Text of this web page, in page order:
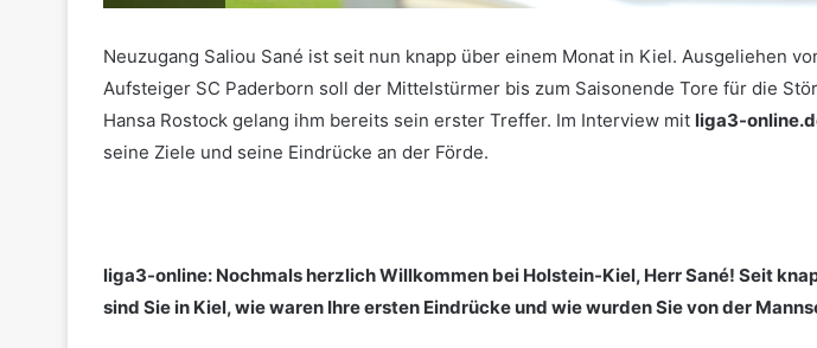
Neuzugang Saliou Sané ist seit nun knapp über einem Monat in Kiel. Ausgeliehen
Aufsteiger SC Paderborn soll der Mittelstürmer bis zum Saisonende Tore für die
Hansa Rostock gelang ihm bereits sein erster Treffer. Im Interview mit liga3-
seine Ziele und seine Eindrücke an der Förde.
liga3-online: Nochmals herzlich Willkommen bei Holstein-Kiel, Herr Sané! Seit
sind Sie in Kiel, wie waren Ihre ersten Eindrücke und wie wurden Sie von der